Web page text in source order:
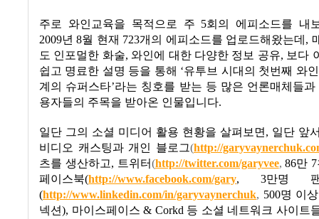
주로 와인교육을 목적으로 주 5회의 에피소드를 내
2009년 8월 현재 723개의 에피소드를 업로드해왔는데 ,
도 인포멀한 화술,와인에 대한 다양한 정보 공유, 보다
쉽고 명료한 설명 등을 통해 ‘유투브 시대의 첫번째 와
계의 슈퍼스타’라는 칭호를 받는 등 많은 언론매체들
용자들의 주목을 받아온 인물입니다.
일단 그의 소셜 미디어 활용 현황을 살펴보면, 일단 앞
비디오 캐스팅과 개인 블로그(http://
츠를 생산하고, 트위터(http://twitter.com/garyvee, 86만 7
페이스북(http://www.facebook.com/gary, 3만명
(http://www.linkedin.com/in/garyvaynerchuk, 500명 이
넥션), 마이스페이스 & Corkd 등 소셜 네트워크 사이트